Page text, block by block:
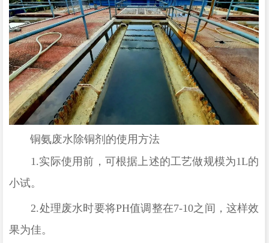
铜氨废水除铜剂的使用方法
1.实际使用前，可根据上述的工艺做规模为1L的
小试。
2.处理废水时要将PH值调整在7-10之间，这样效
果为佳。